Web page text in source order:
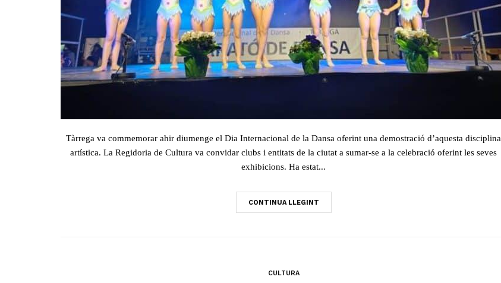
Tàrrega va commemorar ahir diumenge el Dia Internacional de la Dansa oferint una demostració d’aquesta disciplina
artística. La Regidoria de Cultura va convidar clubs i entitats de la ciutat a sumar-se a la celebració oferint les seves
exhibicions. Ha estat...
CONTINUA LLEGINT
CULTURA